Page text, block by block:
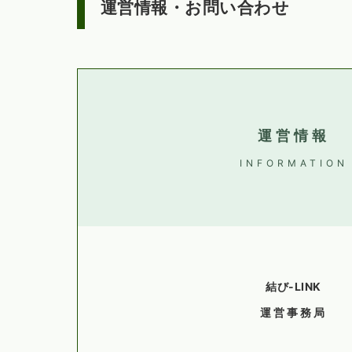
運営情報・お問い合わせ
運営情報
INFORMATION
結び-LINK
運営事務局